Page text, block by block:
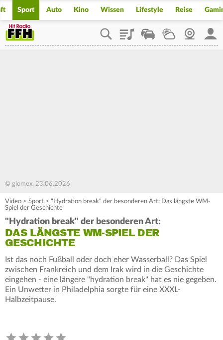
Sport Auto Kino Wissen Lifestyle Reise
PlaylistStaupilotWetterWebcam
© glomex, 23.06.2026
Video > Sport > "Hydration break" der besonderen Art: Das längste WM-
Spiel der Geschichte
"Hydration break" der besonderen Art:
DAS LÄNGSTE WM-SPIEL DER
GESCHICHTE
Ist das noch Fußball oder doch eher Wasserball? Das Spiel
zwischen Frankreich und dem Irak wird in die Geschichte
eingehen - eine längere "hydration break" hat es nie gegeben.
Ein Unwetter in Philadelphia sorgte für eine XXXL-
Halbzeitpause.